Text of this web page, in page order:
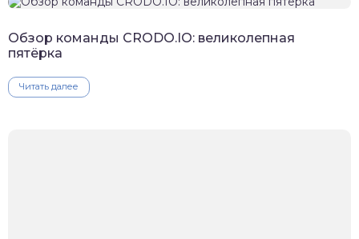
Обзор команды CRODO.IO: великолепная
пятёрка
Читать далее